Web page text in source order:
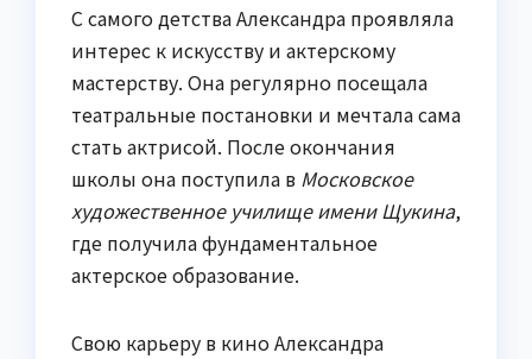
С самого детства Александра проявляла
интерес к искусству и актерскому
мастерству. Она регулярно посещала
театральные постановки и мечтала сама
стать актрисой. После окончания
школы она поступила в Московское
художественное училище имени Щукина,
где получила фундаментальное
актерское образование.
Свою карьеру в кино Александра